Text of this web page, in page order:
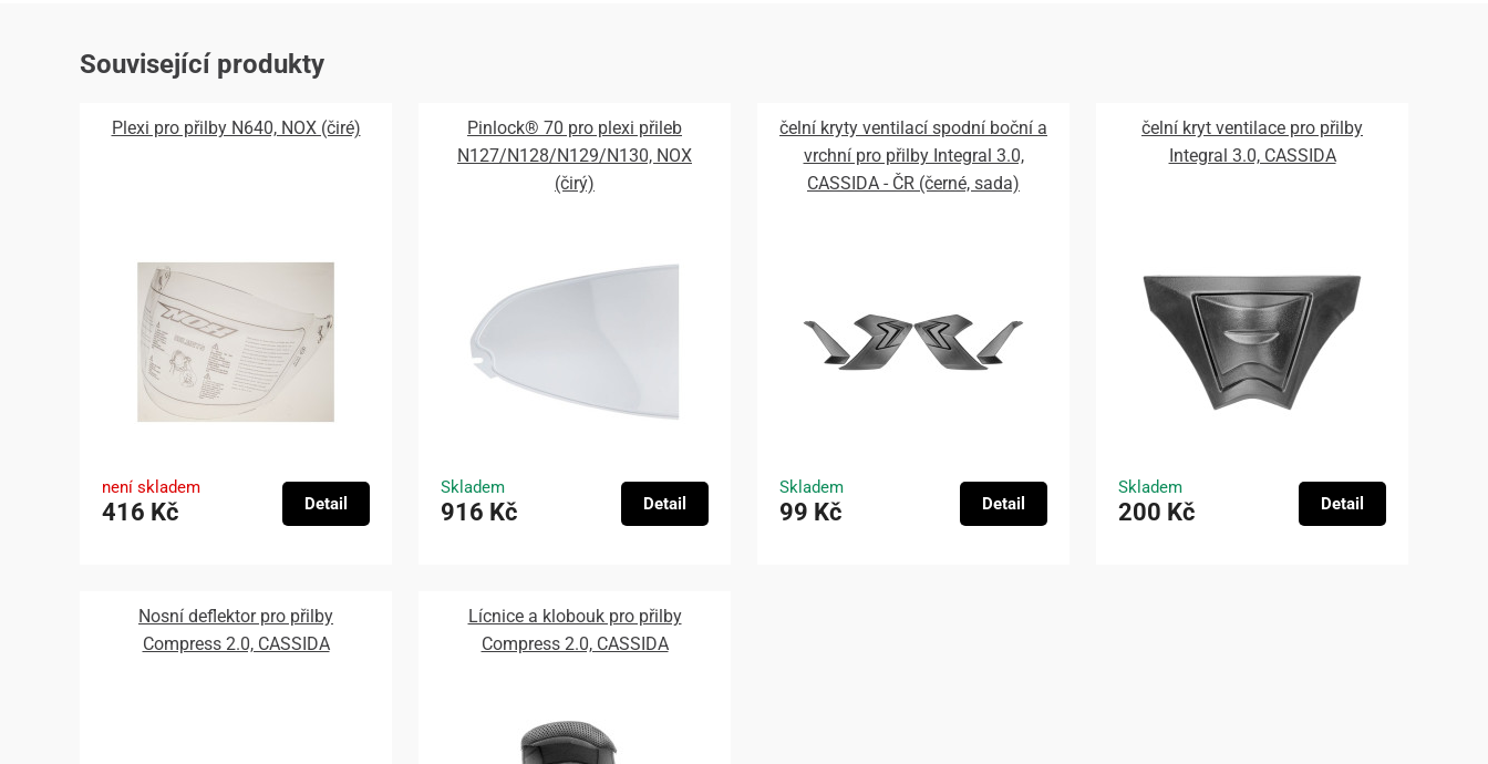
Související produkty
Plexi pro přilby N640, NOX (čiré)
není skladem
416 Kč Detail
Pinlock® 70 pro plexi přileb
N127/N128/N129/N130, NOX
(čirý)
Skladem
916 Kč Detail
čelní kryty ventilací spodní boční a
vrchní pro přilby Integral 3.0,
CASSIDA - ČR (černé, sada)
Skladem
99 Kč Detail
čelní kryt ventilace pro přilby
Integral 3.0, CASSIDA
Skladem
200 Kč Detail
Nosní deflektor pro přilby
Compress 2.0, CASSIDA
Lícnice a klobouk pro přilby
Compress 2.0, CASSIDA